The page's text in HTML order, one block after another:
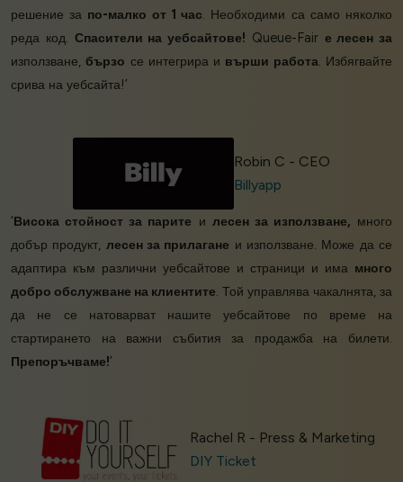
решение за по-малко от 1 час. Необходими са само няколко
реда код. Спасители на уебсайтове! Queue-Fair е лесен за
използване, бързо се интегрира и върши работа. Избягвайте
срива на уебсайта!’
Robin C - CEO
Billyapp
‘Висока стойност за парите и лесен за използване, много
добър продукт, лесен за прилагане и използване. Може да се
адаптира към различни уебсайтове и страници и има много
добро обслужване на клиентите. Той управлява чакалнята, за
да не се натоварват нашите уебсайтове по време на
стартирането на важни събития за продажба на билети.
Препоръчваме!’
Rachel R - Press & Marketing
DIY Ticket